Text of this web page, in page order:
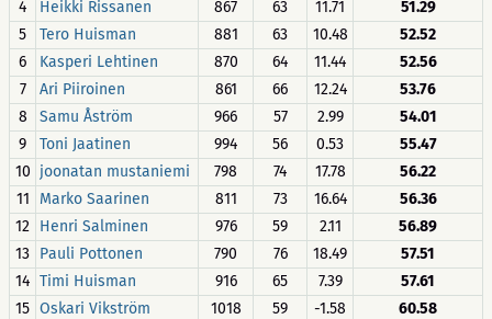
4
Heikki Rissanen 867 63 11.71
51.29
5
Tero Huisman 881 63 10.48
52.52
6
Kasperi Lehtinen 870 64 11.44
52.56
7
Ari Piiroinen 861 66 12.24
53.76
8
Samu Åström 966 57 2.99
54.01
9
Toni Jaatinen 994 56 0.53
55.47
10 joonatan mustaniemi 798 74 17.78
56.22
11
Marko Saarinen 811 73 16.64
56.36
12 Henri Salminen 976 59 2.11
56.89
13 Pauli Pottonen 790 76 18.49
57.51
14 Timi Huisman 916 65 7.39
57.61
15 Oskari Vikström 1018 59 -1.58
60.58